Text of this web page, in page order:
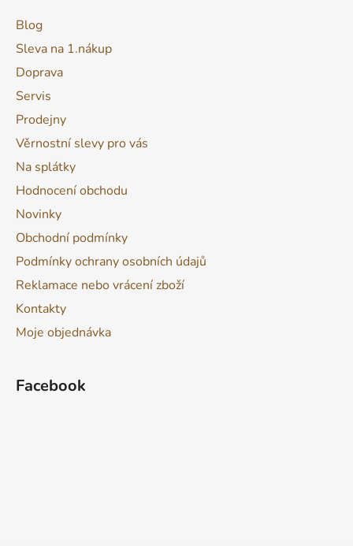
Blog
Sleva na 1.nákup
Doprava
Servis
Prodejny
Věrnostní slevy pro vás
Na splátky
Hodnocení obchodu
Novinky
Obchodní podmínky
Podmínky ochrany osobních údajů
Reklamace nebo vrácení zboží
Kontakty
Moje objednávka
Facebook